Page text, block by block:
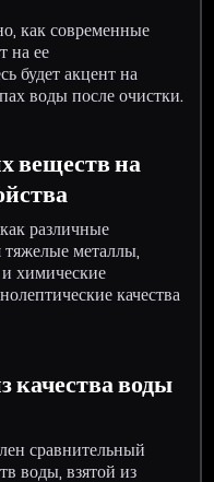
как современные
на ее
будет акцент на
воды после очистки.
веществ на
различные
металлы,
химические
качества
качества воды
сравнительный
воды, взятой из